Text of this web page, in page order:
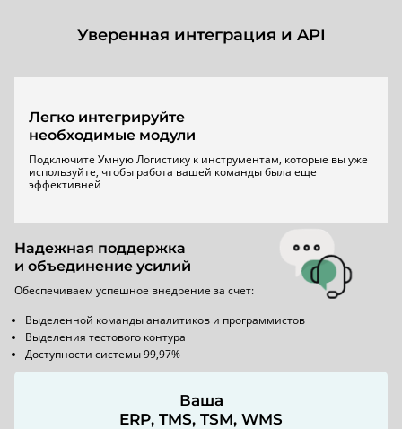
Уверенная интеграция и API
Легко интегрируйте
необходимые модули
Подключите Умную Логистику к инструментам, которые вы уже
используйте, чтобы работа вашей команды была еще
эффективней
Надежная поддержка
и объединение усилий
Обеспечиваем успешное внедрение за счет:
Выделенной команды аналитиков и программистов
Выделения тестового контура
Доступности системы 99,97%
Ваша
ERP, TMS, TSM, WMS